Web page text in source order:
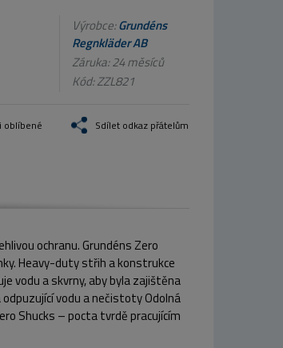
Výrobce:Grundéns
Regnkläder AB
Záruka: 24 měsíců
Kód:ZZL821
oblíbené Sdílet odkaz přátelům
ochranu. Grundéns Zero
Heavy-duty střih a konstrukce
vodu a skvrny, aby byla zajištěna
vodu a nečistoty Odolná
Shucks – pocta tvrdě pracujícím